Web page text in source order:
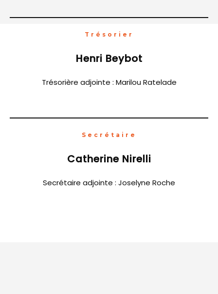
Trésorier
Henri Beybot
Trésorière adjointe : Marilou Ratelade
Secrétaire
Catherine Nirelli
Secrétaire adjointe : Joselyne Roche